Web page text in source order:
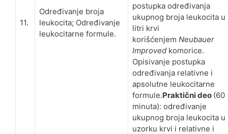
11.
Određivanje broja
leukocita; Određivanje
leukocitarne formule.
postupka određivanja
ukupnog broja leukocita u
litri krvi
korišćenjem Neubauer
Improved komorice.
Opisivanje postupka
određivanja relativne i
apsolutne leukocitarne
formule.Praktični deo (60
minuta): određivanje
ukupnog broja leukocita u
uzorku krvi i relativne i